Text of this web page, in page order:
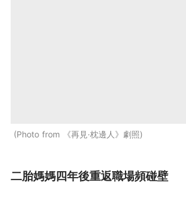
Photo from 《再見·枕邊人》劇照
二胎媽媽四年後重返職場頻碰壁